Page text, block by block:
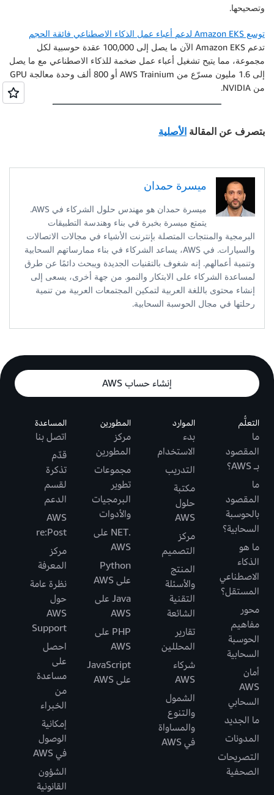
وتصحيحها.
توسع Amazon EKS لدعم أعباء عمل الذكاء الاصطناعي فائقة الحجم
تدعم Amazon EKS الآن ما يصل إلى 100,000 عقدة حوسبية لكل
مجموعة، مما يتيح تشغيل أعباء عمل ضخمة للذكاء الاصطناعي مع ما يصل
إلى 1.6 مليون مسرّع من AWS Trainium أو 800 ألف وحدة معالجة GPU
من NVIDIA.
بتصرف عن المقالة الأصلية
ميسرة حمدان
ميسرة حمدان هو مهندس حلول الشركاء في AWS.
يتمتع ميسرة بخبرة في بناء وهندسة التطبيقات
البرمجية والمنتجات المتصلة بإنترنت الأشياء في مجالات الاتصالات
والسيارات. في AWS، يساعد الشركاء في بناء ممارساتهم السحابية
وتنمية أعمالهم. إنه شغوف بالتقنيات الجديدة ويبحث دائمًا عن طرق
لمساعدة الشركاء على الابتكار والنمو. من جهة أخرى، يسعى إلى
إنشاء محتوى باللغة العربية لتمكين المجتمعات العربية من تنمية
رحلتها في مجال الحوسبة السحابية.
إنشاء حساب AWS
التعلُّم
ما
المقصود
بـ AWS؟
ما
المقصود
بالحوسبة
السحابية؟
ما هو
الذكاء
الاصطناعي
المستقل؟
محور
مفاهيم
الحوسبة
السحابية
أمان
AWS
السحابي
ما الجديد
المدونات
التصريحات
الصحفية
الموارد
بدء
الاستخدام
التدريب
مكتبة
حلول
AWS
مركز
التصميم
المنتج
والأسئلة
التقنية
الشائعة
تقارير
المحللين
شركاء
AWS
الشمول
والتنوع
والمساواة
في AWS
المطورين
مركز
المطورين
مجموعات
تطوير
البرمجيات
والأدوات
.NET على
AWS
Python
على AWS
Java على
AWS
PHP على
AWS
JavaScript
على AWS
المساعدة
اتصل بنا
قدّم
تذكرة
لقسم
الدعم
AWS
re:Post
مركز
المعرفة
نظرة عامة
حول
AWS
Support
احصل
على
مساعدة
من
الخبراء
إمكانية
الوصول
في AWS
الشؤون
القانونية